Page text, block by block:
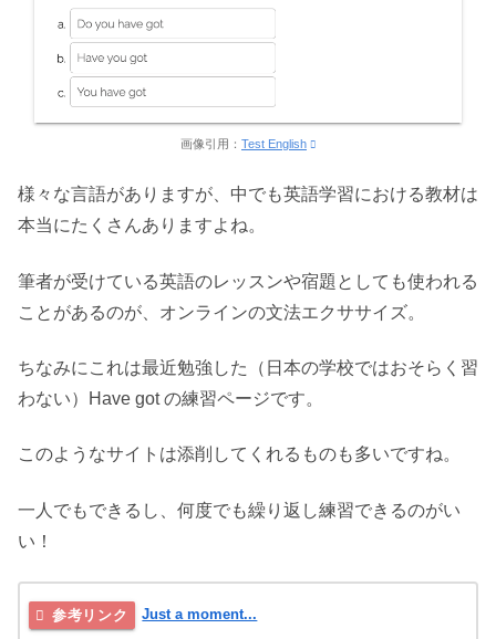
画像引用： Test English
様々な言語がありますが、中でも英語学習における教材は
本当にたくさんありますよね。
筆者が受けている英語のレッスンや宿題としても使われる
ことがあるのが、オンラインの文法エクササイズ。
ちなみにこれは最近勉強した（日本の学校ではおそらく習
わない）Have got の練習ページです。
このようなサイトは添削してくれるものも多いですね。
一人でもできるし、何度でも繰り返し練習できるのがい
い！
Just a moment...